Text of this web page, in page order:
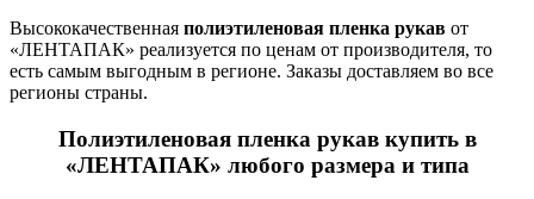
Высококачественная полиэтиленовая пленка рукав от
«ЛЕНТАПАК» реализуется по ценам от производителя, то
есть самым выгодным в регионе. Заказы доставляем во все
регионы страны.
Полиэтиленовая пленка рукав купить в
«ЛЕНТАПАК» любого размера и типа